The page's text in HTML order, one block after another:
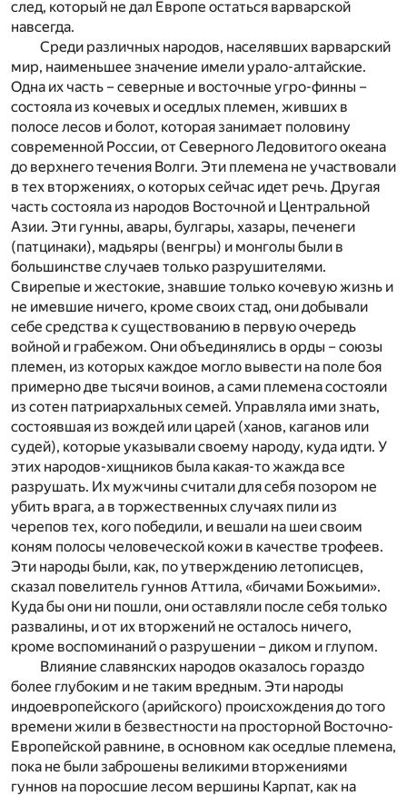
след, который не дал Европе остаться варварской
навсегда.
Среди различных народов, населявших варварский
мир, наименьшее значение имели урало-алтайские.
Одна их часть – северные и восточные угро-финны –
состояла из кочевых и оседлых племен, живших в
полосе лесов и болот, которая занимает половину
современной России, от Северного Ледовитого океана
до верхнего течения Волги. Эти племена не участвовали
в тех вторжениях, о которых сейчас идет речь. Другая
часть состояла из народов Восточной и Центральной
Азии. Эти гунны, авары, булгары, хазары, печенеги
(патцинаки), мадьяры (венгры) и монголы были в
большинстве случаев только разрушителями.
Свирепые и жестокие, знавшие только кочевую жизнь и
не имевшие ничего, кроме своих стад, они добывали
себе средства к существованию в первую очередь
войной и грабежом. Они объединялись в орды – союзы
племен, из которых каждое могло вывести на поле боя
примерно две тысячи воинов, а сами племена состояли
из сотен патриархальных семей. Управляла ими знать,
состоявшая из вождей или царей (ханов, каганов или
судей), которые указывали своему народу, куда идти. У
этих народов-хищников была какая-то жажда все
разрушать. Их мужчины считали для себя позором не
убить врага, а в торжественных случаях пили из
черепов тех, кого победили, и вешали на шеи своим
коням полосы человеческой кожи в качестве трофеев.
Эти народы были, как, по утверждению летописцев,
сказал повелитель гуннов Аттила, «бичами Божьими».
Куда бы они ни пошли, они оставляли после себя только
развалины, и от их вторжений не осталось ничего,
кроме воспоминаний о разрушении – диком и глупом.
Влияние славянских народов оказалось гораздо
более глубоким и не таким вредным. Эти народы
индоевропейского (арийского) происхождения до того
времени жили в безвестности на просторной Восточно-
Европейской равнине, в основном как оседлые племена,
пока не были заброшены великими вторжениями
гуннов на поросшие лесом вершины Карпат, как на